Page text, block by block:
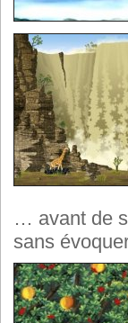
… avant de
sans